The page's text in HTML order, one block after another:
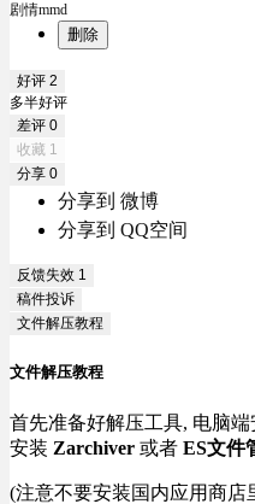
剧情mmd
删除
好评 2
多半好评
差评 0
收藏 1
分享 0
分享到 微博
分享到 QQ空间
反馈失效 1
稿件投诉
文件解压教程
文件解压教程
首先准备好解压工具, 电脑端
安装 Zarchiver 或者 ES文件
(注意不要安装国内应用商店